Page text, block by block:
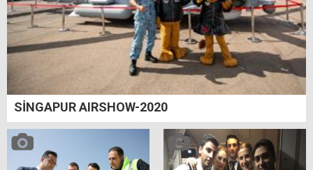
SİNGAPUR AIRSHOW-2020